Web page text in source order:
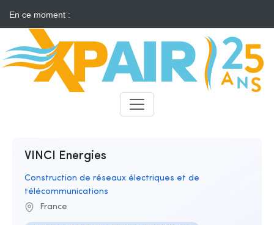
En ce moment :
Solaire : des développeurs s'insurgent contre l'annonce d'appels
d'offres "neutres"
Recruteurs
VINCI Energies
Construction de réseaux électriques et de
télécommunications
France